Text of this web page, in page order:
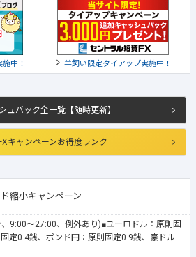
ュバック全一覧【随時更新】
キャンペーンお得度ランク
縮小キャンペーン
9:00～27:00、例外あり)■ユーロドル：原則固
定0.4銭、ポンド円：原則固定0.9銭、豪ドル
中！ 羊飼い限定タイアップ実施中！